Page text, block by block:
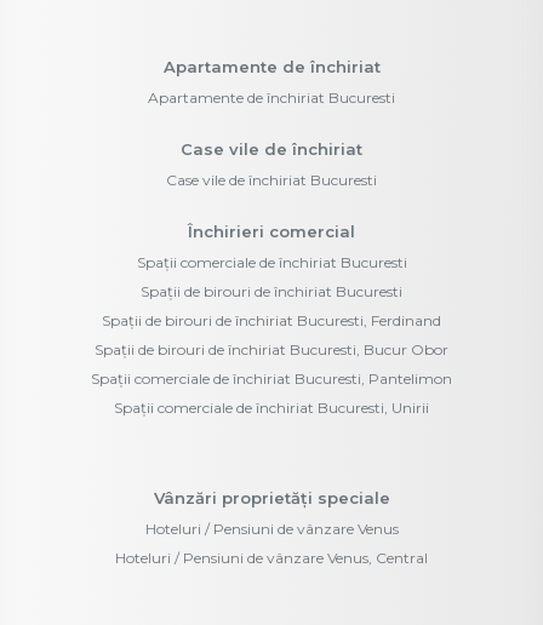
Apartamente de închiriat
Apartamente de închiriat Bucuresti
Case vile de închiriat
Case vile de închiriat Bucuresti
Închirieri comercial
Spații comerciale de închiriat Bucuresti
Spații de birouri de închiriat Bucuresti
Spații de birouri de închiriat Bucuresti, Ferdinand
Spații de birouri de închiriat Bucuresti, Bucur Obor
Spații comerciale de închiriat Bucuresti, Pantelimon
Spații comerciale de închiriat Bucuresti, Unirii
Vânzări proprietăți speciale
Hoteluri / Pensiuni de vânzare Venus
Hoteluri / Pensiuni de vânzare Venus, Central